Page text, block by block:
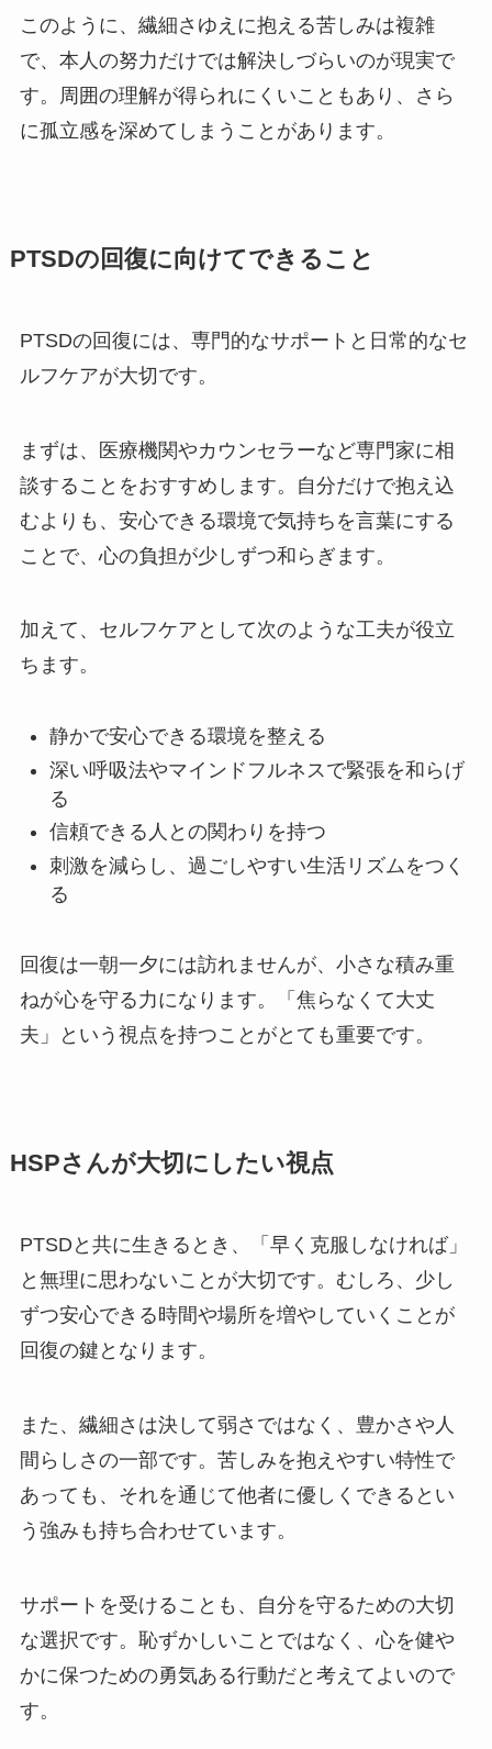
このように、繊細さゆえに抱える苦しみは複雑
で、本人の努力だけでは解決しづらいのが現実で
す。周囲の理解が得られにくいこともあり、さら
に孤立感を深めてしまうことがあります。
PTSDの回復に向けてできること
PTSDの回復には、専門的なサポートと日常的なセ
ルフケアが大切です。
まずは、医療機関やカウンセラーなど専門家に相
談することをおすすめします。自分だけで抱え込
むよりも、安心できる環境で気持ちを言葉にする
ことで、心の負担が少しずつ和らぎます。
加えて、セルフケアとして次のような工夫が役立
ちます。
静かで安心できる環境を整える
深い呼吸法やマインドフルネスで緊張を和らげ
る
信頼できる人との関わりを持つ
刺激を減らし、過ごしやすい生活リズムをつく
る
回復は一朝一夕には訪れませんが、小さな積み重
ねが心を守る力になります。「焦らなくて大丈
夫」という視点を持つことがとても重要です。
HSPさんが大切にしたい視点
PTSDと共に生きるとき、「早く克服しなければ」
と無理に思わないことが大切です。むしろ、少し
ずつ安心できる時間や場所を増やしていくことが
回復の鍵となります。
また、繊細さは決して弱さではなく、豊かさや人
間らしさの一部です。苦しみを抱えやすい特性で
あっても、それを通じて他者に優しくできるとい
う強みも持ち合わせています。
サポートを受けることも、自分を守るための大切
な選択です。恥ずかしいことではなく、心を健や
かに保つための勇気ある行動だと考えてよいので
す。